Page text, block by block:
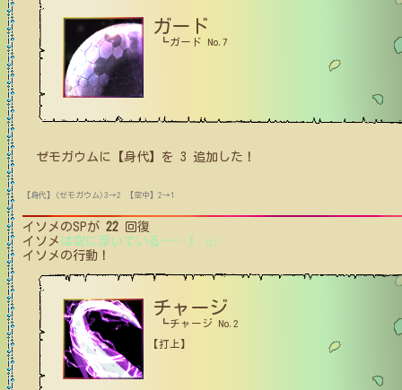
ガード
┗ガード No.7
ゼモガウム に【身代】を 3 追加した！
【身代】(ゼモガウム)3→2 【空中】2→1
イソメ のSPが 22 回復
イソメ は空に浮いている …… ！ (2)
イソメ の行動！
チャージ
┗チャージ No.2
【打上】